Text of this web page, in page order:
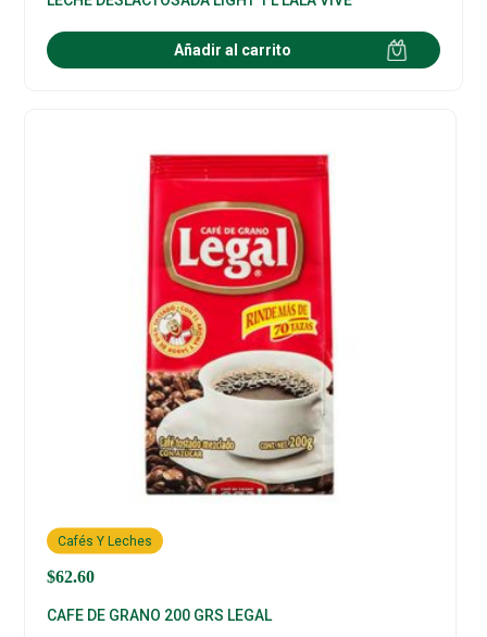
Añadir al carrito
$62.60
Cafés Y Leches
CAFE DE GRANO 200 GRS LEGAL